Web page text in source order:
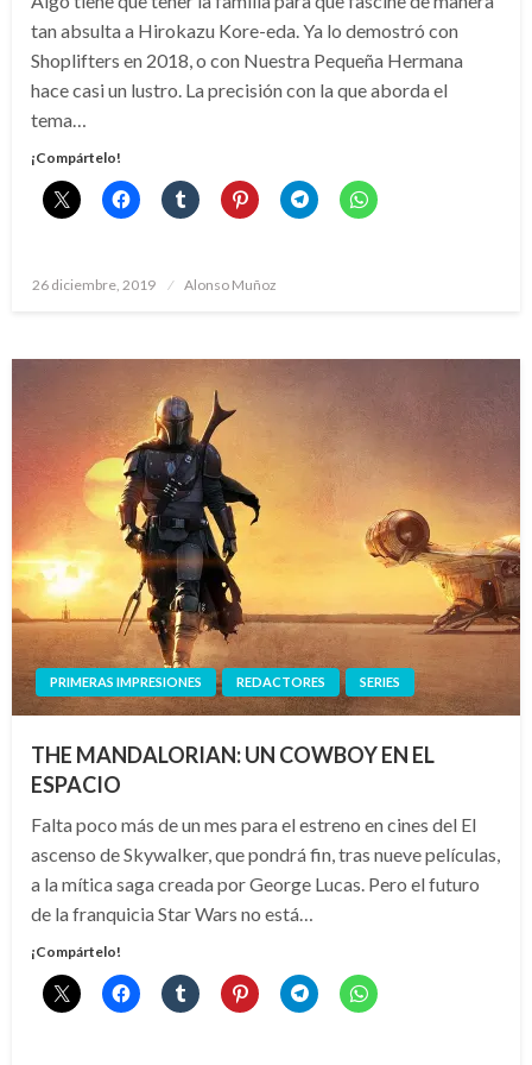
tan absulta a Hirokazu Kore-eda. Ya lo demostró con
Shoplifters en 2018, o con Nuestra Pequeña Hermana
hace casi un lustro. La precisión con la que aborda el
tema…
¡Compártelo!
Publicado
26 diciembre, 2019 Alonso Muñoz
PRIMERAS IMPRESIONES REDACTORES SERIES
THE MANDALORIAN: UN COWBOY EN EL
ESPACIO
Falta poco más de un mes para el estreno en cines del El
ascenso de Skywalker, que pondrá fin, tras nueve películas,
a la mítica saga creada por George Lucas. Pero el futuro
de la franquicia Star Wars no está…
¡Compártelo!